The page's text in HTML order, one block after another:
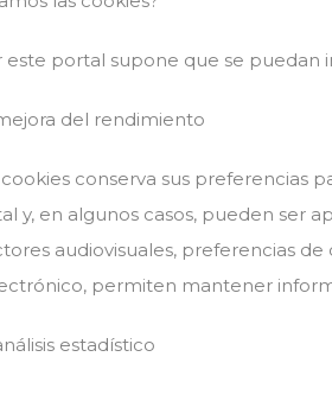
este portal supone que se puedan
del rendimiento
conserva sus preferencias
y, en algunos casos, pueden ser
audiovisuales, preferencias
permiten mantener
estadístico